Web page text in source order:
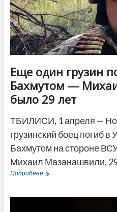
Еще один грузин
Бахмутом —
было 29 лет
ТБИЛИСИ, 1 апреля —
грузинcкий боец погиб в
Бахмутом на стороне
Михаил Мазанашвили,
ПодробнееЕще